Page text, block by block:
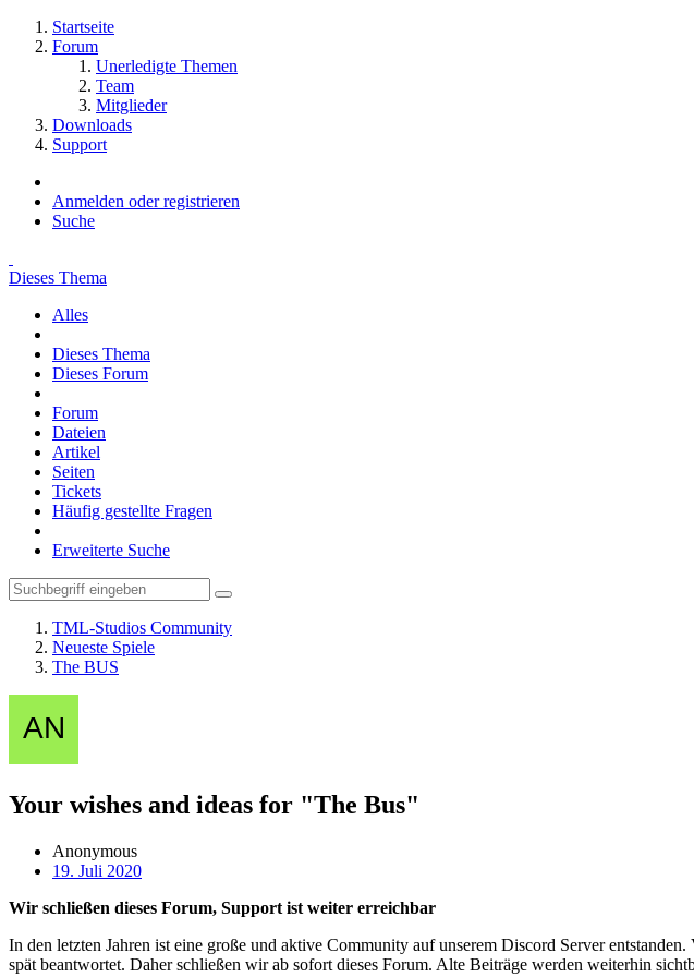
Startseite
Forum
Unerledigte Themen
Team
Mitglieder
Downloads
Support
Anmelden oder registrieren
Suche
Dieses Thema
Alles
Dieses Thema
Dieses Forum
Forum
Dateien
Artikel
Seiten
Tickets
Häufig gestellte Fragen
Erweiterte Suche
TML-Studios Community
Neueste Spiele
The BUS
Your wishes and ideas for "The Bus"
Anonymous
19. Juli 2020
Wir schließen dieses Forum, Support ist weiter erreichbar
In den letzten Jahren ist eine große und aktive Community auf unserem Discord Server
spät beantwortet. Daher schließen wir ab sofort dieses Forum. Alte Beiträge werden weiterhin